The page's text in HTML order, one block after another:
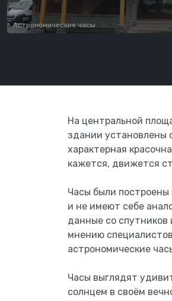
На центральной
здании установлены
характерная
кажется, движется
Часы были
и не имеют себе
данные со спутников
мнению
астрономические
Часы выглядят
солнцем в своём